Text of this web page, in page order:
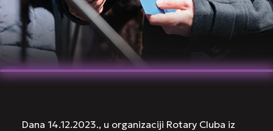
Dana 14.12.2023., u organizaciji Rotary Cluba iz